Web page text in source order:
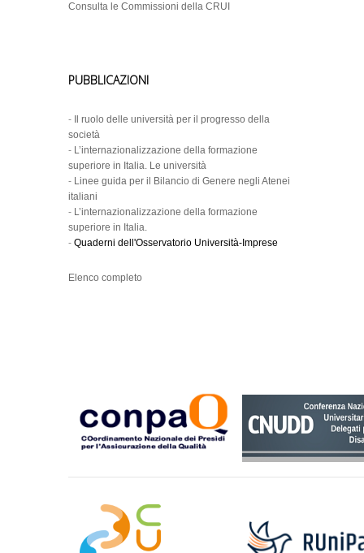
Consulta le Commissioni della CRUI
PUBBLICAZIONI
-
Il ruolo delle università per il progresso della
società
- L’internazionalizzazione della formazione
superiore in Italia. Le università
- Linee guida per il Bilancio di Genere negli Atenei
italiani
- L’internazionalizzazione della formazione
superiore in Italia.
- Quaderni dell'Osservatorio Università-Imprese
Elenco completo